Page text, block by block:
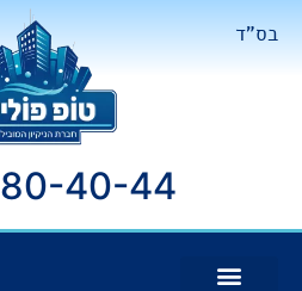
בס"ד
40-44